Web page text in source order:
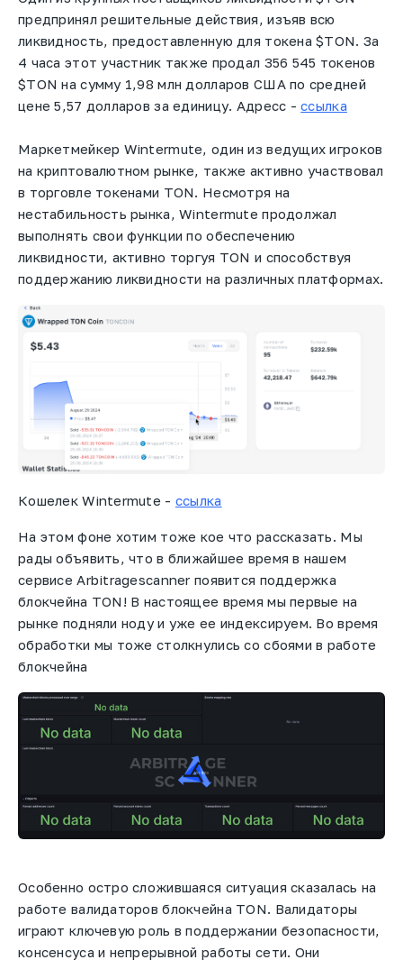
предпринял решительные действия, изъяв всю
ликвидность, предоставленную для токена $TON. За
4 часа этот участник также продал 356 545 токенов
$TON на сумму 1,98 млн долларов США по средней
цене 5,57 долларов за единицу. Адресс -ссылка
Маркетмейкер Wintermute, один из ведущих игроков
на криптовалютном рынке, также активно участвовал
в торговле токенами TON. Несмотря на
нестабильность рынка, Wintermute продолжал
выполнять свои функции по обеспечению
ликвидности, активно торгуя TON и способствуя
поддержанию ликвидности на различных платформах.
Кошелек Wintermute - ссылка
На этом фоне хотим тоже кое что рассказать. Мы
рады объявить, что в ближайшее время в нашем
сервисе Arbitragescanner появится поддержка
блокчейна TON! В настоящее время мы первые на
рынке подняли ноду и уже ее индексируем. Во время
обработки мы тоже столкнулись со сбоями в работе
блокчейна
Особенно остро сложившаяся ситуация сказалась на
работе валидаторов блокчейна TON. Валидаторы
играют ключевую роль в поддержании безопасности,
консенсуса и непрерывной работы сети. Они